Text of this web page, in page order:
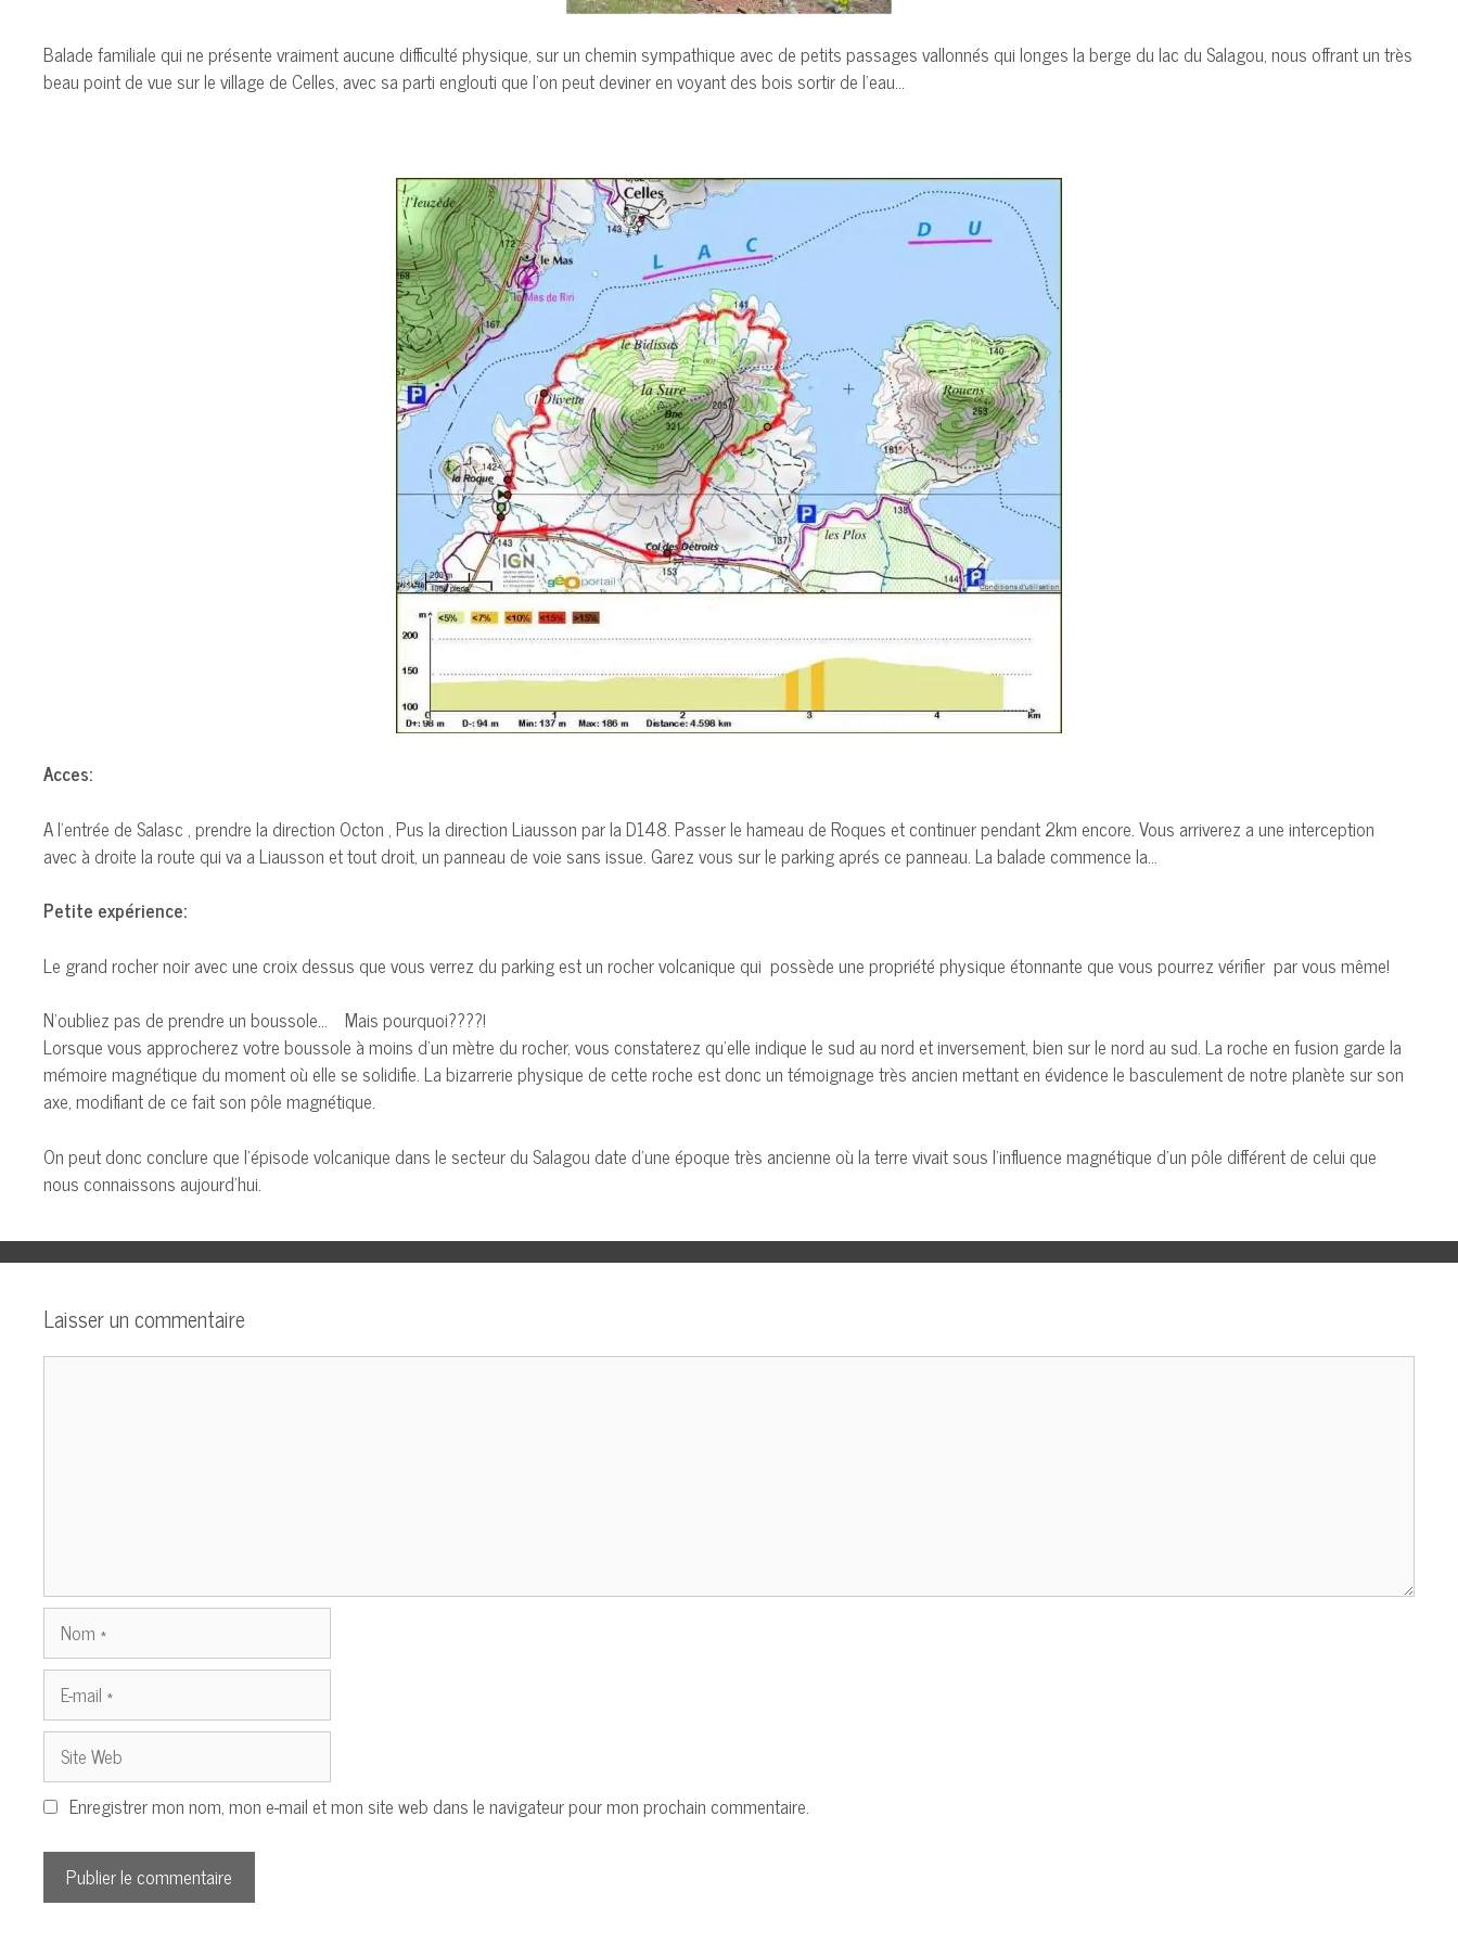
Balade familiale qui ne présente vraiment aucune difficulté physique, sur un chemin sympathique avec de petits passages vallonnés qui longes la berge du lac du Salagou, nous offrant un très
beau point de vue sur le village de Celles, avec sa parti englouti que l’on peut deviner en voyant des bois sortir de l’eau…
Acces:
A l’entrée de Salasc , prendre la direction Octon , Pus la direction Liausson par la D148. Passer le hameau de Roques et continuer pendant 2km encore. Vous arriverez a une interception
avec à droite la route qui va a Liausson et tout droit, un panneau de voie sans issue. Garez vous sur le parking aprés ce panneau. La balade commence la…
Petite expérience:
Le grand rocher noir avec une croix dessus que vous verrez du parking est un rocher volcanique qui possède une propriété physique étonnante que vous pourrez vérifier par vous même!
N’oubliez pas de prendre un boussole… Mais pourquoi????!
Lorsque vous approcherez votre boussole à moins d’un mètre du rocher, vous constaterez qu’elle indique le sud au nord et inversement, bien sur le nord au sud. La roche en fusion garde la
mémoire magnétique du moment où elle se solidifie. La bizarrerie physique de cette roche est donc un témoignage très ancien mettant en évidence le basculement de notre planète sur son
axe, modifiant de ce fait son pôle magnétique.
On peut donc conclure que l’épisode volcanique dans le secteur du Salagou date d’une époque très ancienne où la terre vivait sous l’influence magnétique d’un pôle différent de celui que
nous connaissons aujourd’hui.
Laisser un commentaire
Commentaire
Nom
E-
mail
Site
Web
Enregistrer mon nom, mon e-mail et mon site web dans le navigateur pour mon prochain commentaire.